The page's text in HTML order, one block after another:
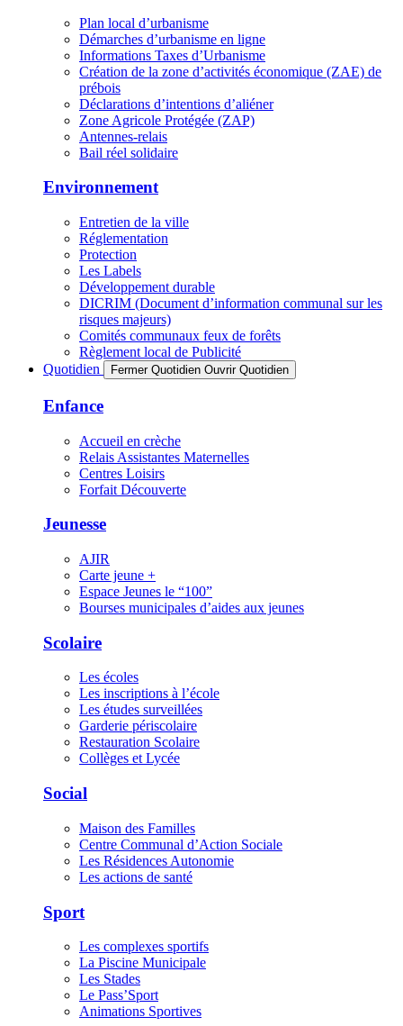
Plan local d’urbanisme
Démarches d’urbanisme en ligne
Informations Taxes d’Urbanisme
Création de la zone d’activités économique (ZAE) de
prébois
Déclarations d’intentions d’aliéner
Zone Agricole Protégée (ZAP)
Antennes-relais
Bail réel solidaire
Environnement
Entretien de la ville
Réglementation
Protection
Les Labels
Développement durable
DICRIM (Document d’information communal sur les
risques majeurs)
Comités communaux feux de forêts
Règlement local de Publicité
Quotidien
Fermer Quotidien Ouvrir Quotidien
Enfance
Accueil en crèche
Relais Assistantes Maternelles
Centres Loisirs
Forfait Découverte
Jeunesse
AJIR
Carte jeune +
Espace Jeunes le “100”
Bourses municipales d’aides aux jeunes
Scolaire
Les écoles
Les inscriptions à l’école
Les études surveillées
Garderie périscolaire
Restauration Scolaire
Collèges et Lycée
Social
Maison des Familles
Centre Communal d’Action Sociale
Les Résidences Autonomie
Les actions de santé
Sport
Les complexes sportifs
La Piscine Municipale
Les Stades
Le Pass’Sport
Animations Sportives